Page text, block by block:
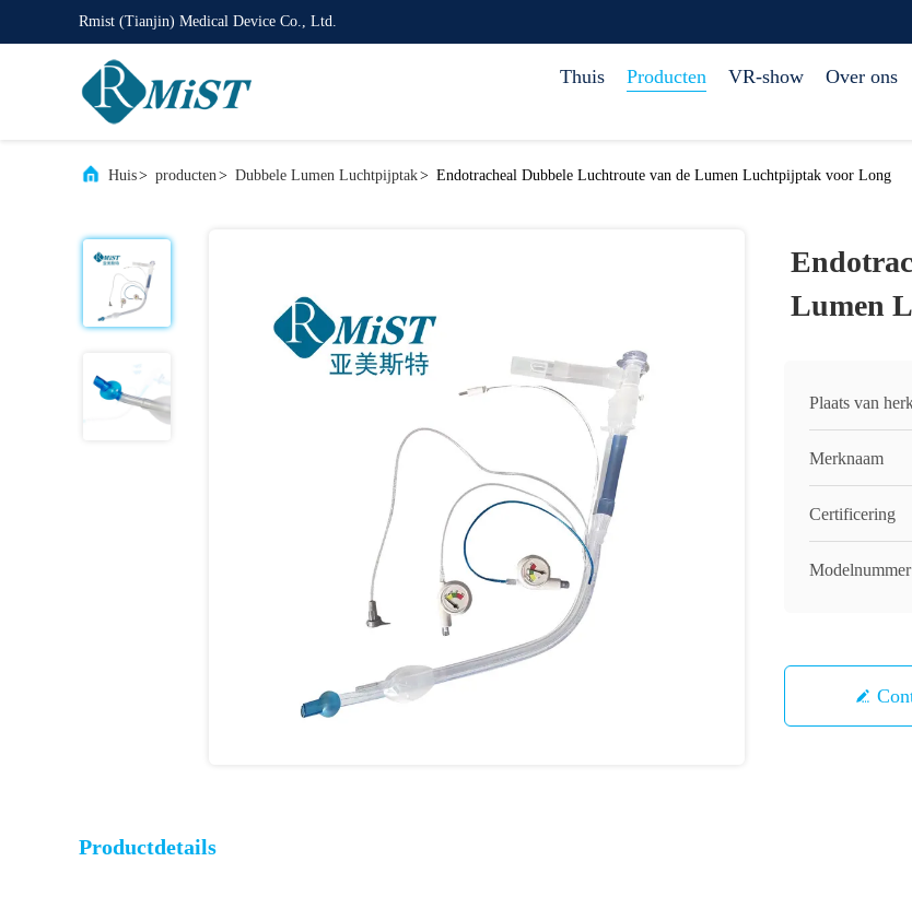
Rmist (Tianjin) Medical Device Co., Ltd.
Thuis Producten VR-show Over ons
Huis> producten> Dubbele Lumen Luchtpijptak> Endotracheal Dubbele Luchtroute van de Lumen Luchtpijptak voor Long
Lumen
Plaats van
Merknaam
Certificering
Modelnummer
Productdetails